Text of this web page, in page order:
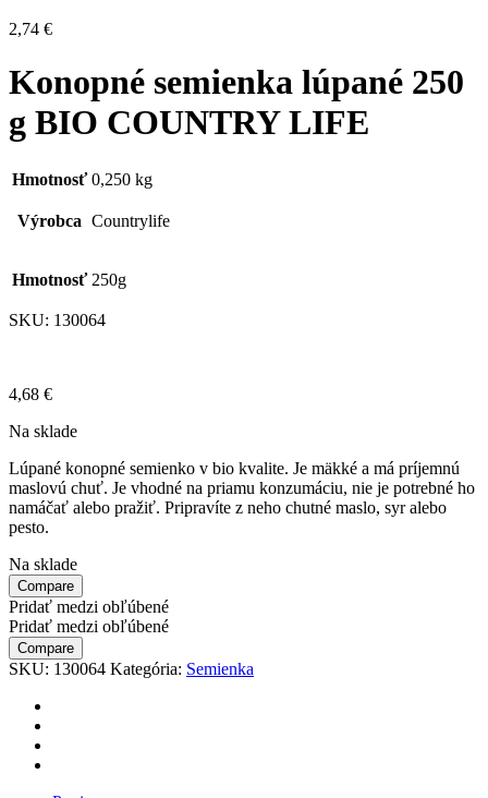
2,74 €
Konopné semienka lúpané 250
g BIO COUNTRY LIFE
Hmotnosť 0,250 kg
Výrobca Countrylife
Hmotnosť 250g
SKU: 130064
4,68 €
Na sklade
Lúpané konopné semienko v bio kvalite. Je mäkké a má príjemnú
maslovú chuť. Je vhodné na priamu konzumáciu, nie je potrebné ho
namáčať alebo pražiť. Pripravíte z neho chutné maslo, syr alebo
pesto.
Na sklade
Compare
Pridať medzi obľúbené
Pridať medzi obľúbené
Compare
SKU: 130064 Kategória: Semienka